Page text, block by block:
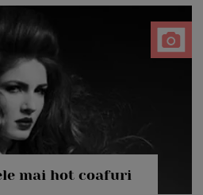
mai hot coafuri